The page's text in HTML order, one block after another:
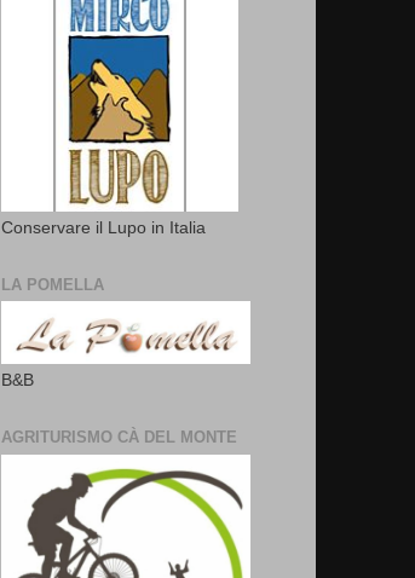
Conservare il Lupo in Italia
LA POMELLA
B&B
AGRITURISMO CÀ DEL MONTE